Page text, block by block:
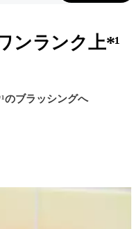
ンランク上*¹
のブラッシングへ